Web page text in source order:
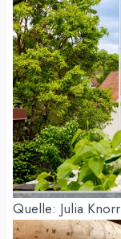
Quelle: Julia Knorr